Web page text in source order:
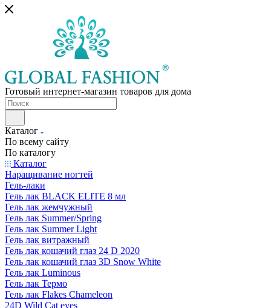
Готовый интернет-магазин товаров для дома
Каталог
По всему сайту
По каталогу
Каталог
Наращивание ногтей
Гель-лаки
Гель лак BLACK ELITE 8 мл
Гель лак жемчужный
Гель лак Summer/Spring
Гель лак Summer Light
Гель лак витражный
Гель лак кошачий глаз 24 D 2020
Гель лак кошачий глаз 3D Snow White
Гель лак Luminous
Гель лак Термо
Гель лак Flakes Chameleon
24D Wild Cat eyes